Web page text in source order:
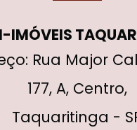
IMÓVEIS
Rua Major
177, A, Centro,
Taquaritinga -